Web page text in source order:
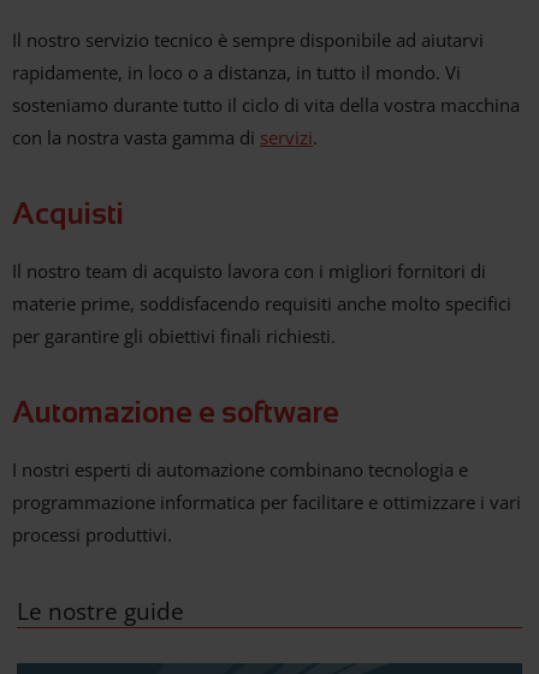
Il nostro servizio tecnico è sempre disponibile ad aiutarvi
rapidamente, in loco o a distanza, in tutto il mondo. Vi
sosteniamo durante tutto il ciclo di vita della vostra macchina
con la nostra vasta gamma di servizi.
Acquisti
Il nostro team di acquisto lavora con i migliori fornitori di
materie prime, soddisfacendo requisiti anche molto specifici
per garantire gli obiettivi finali richiesti.
Automazione e software
I nostri esperti di automazione combinano tecnologia e
programmazione informatica per facilitare e ottimizzare i vari
processi produttivi.
Le nostre guide